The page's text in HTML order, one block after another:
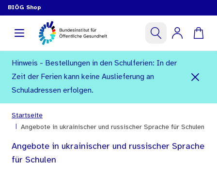
BIÖG Shop
Hinweis - Bestellungen in den Schulferien: In der
Zeit der Ferien kann keine Auslieferung an
Schuladressen erfolgen.
Startseite
Angebote in ukrainischer und russischer Sprache für Schulen
Angebote in ukrainischer und russischer Sprache
für Schulen